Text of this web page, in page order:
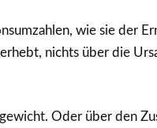
wie sie der
nichts über die
Oder über den